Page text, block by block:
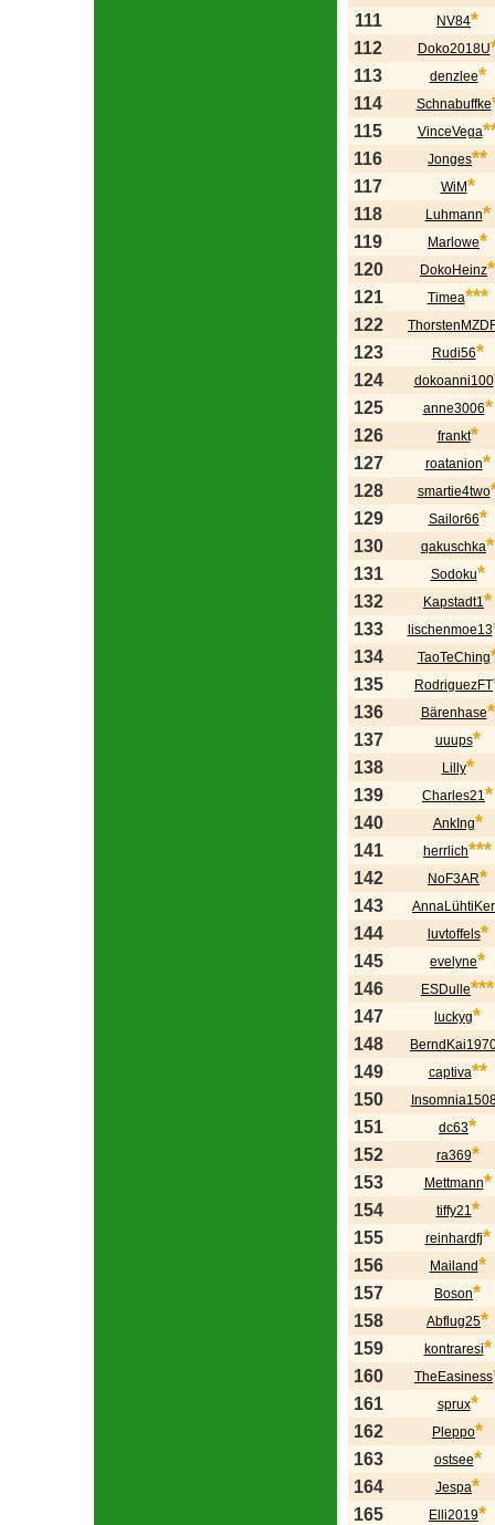
111 NV84*
112 Doko2018U
113 denzlee*
114 Schnabuffke
115 VinceVega
116 Jonges**
117 WiM*
118 Luhmann*
119 Marlowe*
120 DokoHeinz*
121 Timea***
122
123 Rudi56*
124 dokoanni100
125 anne3006*
126 frankt*
127 roatanion*
128 smartie4two
129 Sailor66*
130 qakuschka*
131 Sodoku*
132 Kapstadt1*
133 lischenmoe13
134 TaoTeChing
135 RodriguezFT
136 Bärenhase*
137 uuups*
138 Lilly*
139 Charles21*
140 AnkIng*
141 herrlich***
142 NoF3AR*
143 AnnaLühtiKer
144 luvtoffels*
145 evelyne*
146 ESDulle***
147 luckyg*
148
149 captiva**
150
151 dc63*
152 ra369*
153 Mettmann*
154 tiffy21*
155 reinhardfj*
156 Mailand*
157 Boson*
158 Abflug25*
159 kontraresi*
160 TheEasiness
161 sprux*
162 Pleppo*
163 ostsee*
164 Jespa*
165 Elli2019*